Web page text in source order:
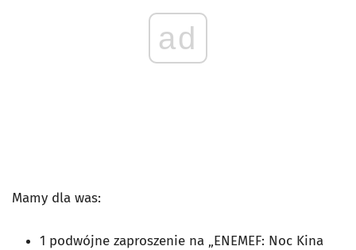
ad
Mamy dla was:
1 podwójne zaproszenie na „ENEMEF: Noc Kina